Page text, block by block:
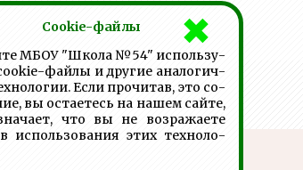
Cookie-файлы
МБОУ "Шко­ла №54" ис­поль­зу­
фай­лы и дру­гие ана­ло­гич­
Ес­ли про­чи­тав, это со­
вы оста­е­тесь на на­шем сай­те,
что вы не воз­ра­жа­е­те
ис­поль­зо­ва­ния этих тех­но­ло­